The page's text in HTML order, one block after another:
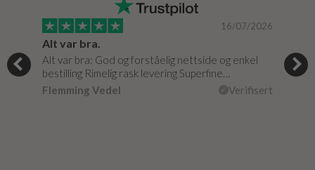
16/07/2026
Alt var bra.
Alt var bra: God og forståelig nettside og enkel
bestilling Rimelig rask levering Superfine…
Flemming Vedel
Verifisert
Jeg
fikk